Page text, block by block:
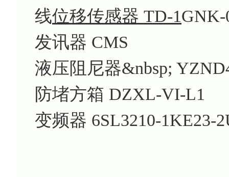
线位移传感器 TD-1GNK-
发讯器 CMS
液压阻尼器&nbsp;
防堵方箱 DZXL-VI-L1
变频器 6SL3210-1KE23-